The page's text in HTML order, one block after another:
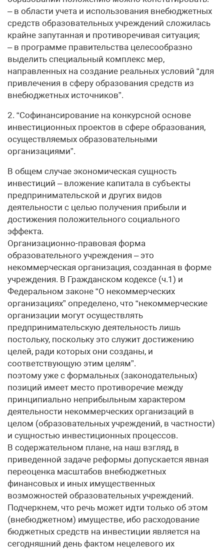
– в области учета и использования внебюджетных
средств образовательных учреждений сложилась
крайне запутанная и противоречивая ситуация;
– в программе правительства целесообразно
выделить специальный комплекс мер,
направленных на создание реальных условий “для
привлечения в сферу образования средств из
внебюджетных источников”.
2. “Софинансирование на конкурсной основе
инвестиционных проектов в сфере образования,
осуществляемых образовательными
организациями”.
В общем случае экономическая сущность
инвестиций – вложение капитала в субъекты
предпринимательской и других видов
деятельности с целью получения прибыли и
достижения положительного социального
эффекта.
Организационно-правовая форма
образовательного учреждения – это
некоммерческая организация, созданная в форме
учреждения. В Гражданском кодексе (ч.1) и
Федеральном законе “О некоммерческих
организациях” определено, что “некоммерческие
организации могут осуществлять
предпринимательскую деятельность лишь
постольку, поскольку это служит достижению
целей, ради которых они созданы, и
соответствующую этим целям”.
поэтому уже с формальных (законодательных)
позиций имеет место противоречие между
принципиально неприбыльным характером
деятельности некоммерческих организаций в
целом (образовательных учреждений, в частности)
и сущностью инвестиционных процессов.
В содержательном плане, на наш взгляд, в
приведенной задаче реформы допускается явная
переоценка масштабов внебюджетных
финансовых и иных имущественных
возможностей образовательных учреждений.
Подчеркнем, что речь может идти только об этом
(внебюджетном) имуществе, ибо расходование
бюджетных средств на инвестиции является на
сегодняшний день фактом нецелевого их